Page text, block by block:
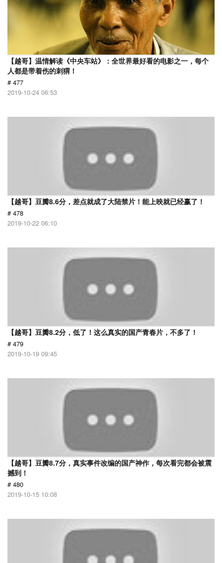
【越哥】温情解读《中央车站》：全世界最好看的电影之一，每个
人都是带着伤的刺猬！
# 477
2019-10-24 06:53
【越哥】豆瓣8.6分，差点就成了大陆禁片！能上映就已经赢了！
# 478
2019-10-22 06:10
【越哥】豆瓣8.2分，低了！这么真实的国产青春片，不多了！
# 479
2019-10-19 09:45
【越哥】豆瓣8.7分，真实事件改编的国产神作，每次看完都会被震
撼到！
# 480
2019-10-15 10:08